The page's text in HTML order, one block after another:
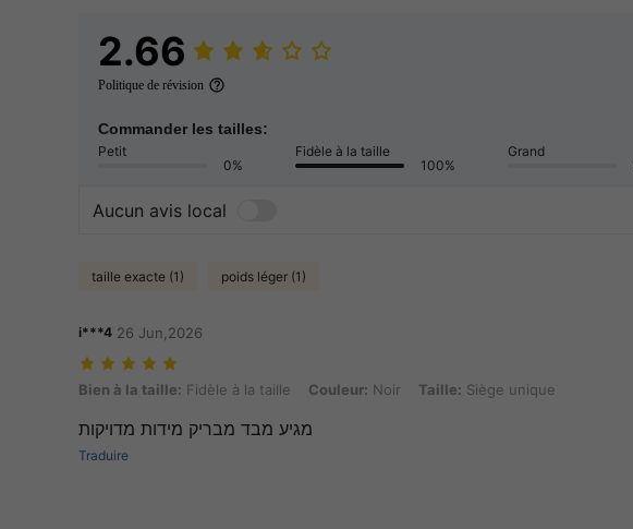
2.66
Politique de révision
Commander les tailles:
Petit
0%
Fidèle à la taille
100%
Grand
Aucun avis local
taille exacte (1) poids léger (1)
i***4 26 Jun,2026
Bien à la taille: Fidèle à la taille, Couleur: Noir, Taille: Siège unique
Bien à la taille: Fidèle à la taille Couleur: Noir Taille: Siège unique
מגיע מבד מבריק מידות מדויקות
Traduire